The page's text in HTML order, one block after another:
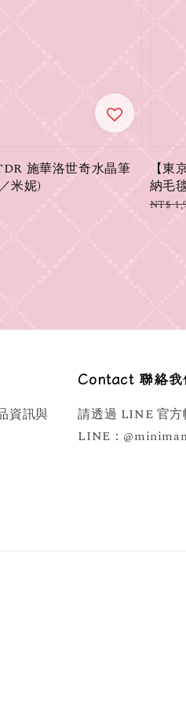
施華洛世奇水晶筆
米妮)
【
納毛
NT$
資訊與
Contact 聯絡我
請透過 LINE 官方
LINE：